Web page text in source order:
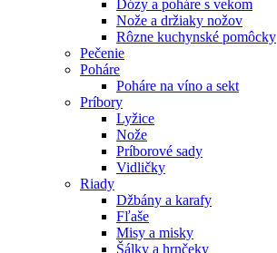
Dózy a poháre s vekom
Nože a držiaky nožov
Rôzne kuchynské pomôcky
Pečenie
Poháre
Poháre na víno a sekt
Príbory
Lyžice
Nože
Príborové sady
Vidličky
Riady
Džbány a karafy
Fľaše
Misy a misky
Šálky a hrnčeky